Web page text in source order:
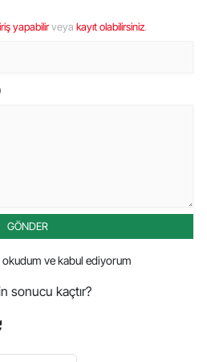
yapabilirveya kayıt olabilirsiniz.
GÖNDER
okudum ve kabul ediyorum
sonucu kaçtır?